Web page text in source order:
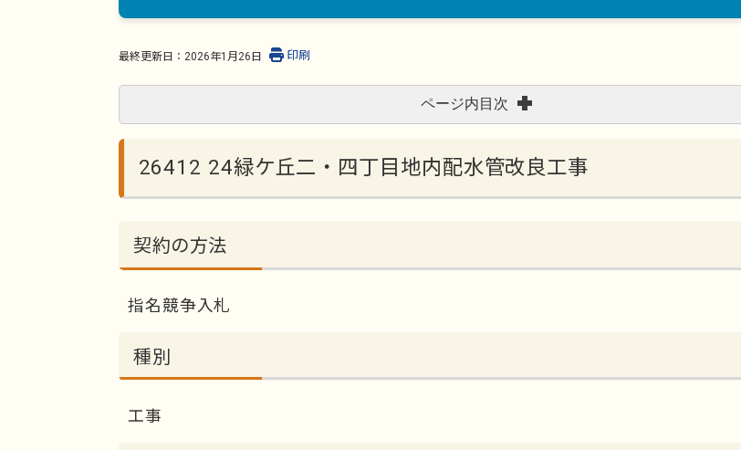
最終更新日： 2026年1月26日 印刷
ページ内目次
26412 24緑ケ丘二・四丁目地内配水管改良工事
契約の方法
指名競争入札
種別
工事